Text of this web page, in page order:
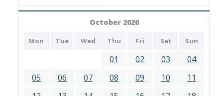
October 2026
Mon Tue Wed Thu Fri Sat Sun
01 02 03
04
05
06 07 08 09 10
11